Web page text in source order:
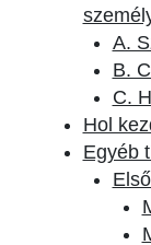
A.
B.
C.
Hol
Egyéb